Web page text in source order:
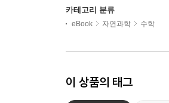
카테고리 분류
eBook 자연과학 수학
이 상품의 태그